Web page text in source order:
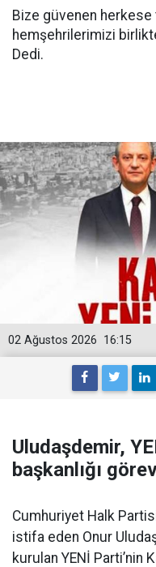
Bize güvenen
hemşehrilerimizi
Dedi.
16:15
02 Ağustos 2026
Uludaşdemir,
başkanlığı
Cumhuriyet Halk
istifa eden Onur
kurulan YENİ Parti’nin